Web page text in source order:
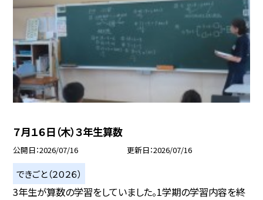
７月１６日（木）３年生算数
公開日 2026/07/16 更新日 2026/07/16
できごと（２０２６）
3年生が算数の学習をしていました。1学期の学習内容を終